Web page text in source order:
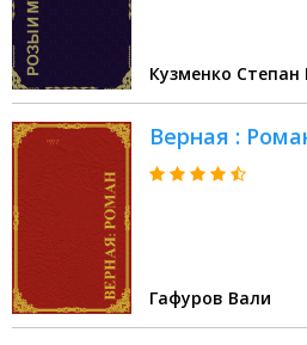
Кузменко Степан
Верная :
Гафуров Вали